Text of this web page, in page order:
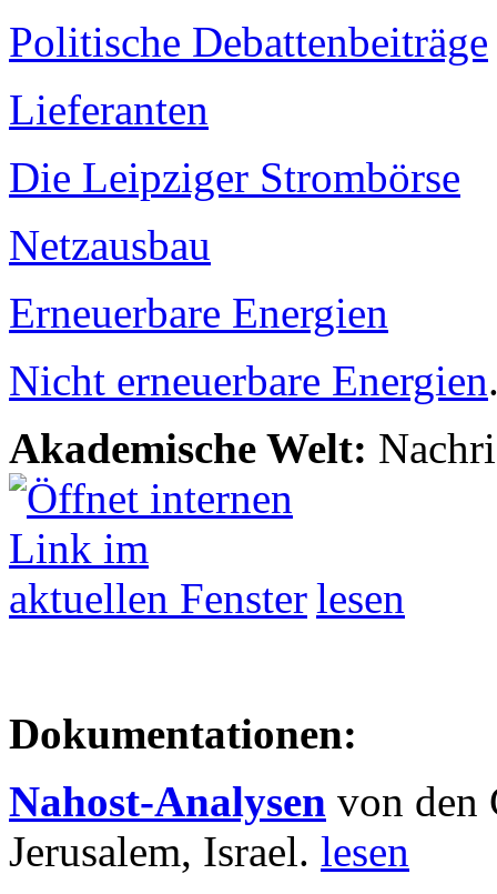
Politische Debattenbeiträge
Lieferanten
Die Leipziger Strombörse
Netzausbau
Erneuerbare Energien
Nicht erneuerbare Energien
Akademische Welt:
lesen
Dokumentationen:
Nahost-Analysen von den
Jerusalem, Israel. lesen